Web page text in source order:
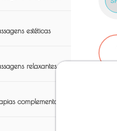
estéticas
relaxantes
complementares